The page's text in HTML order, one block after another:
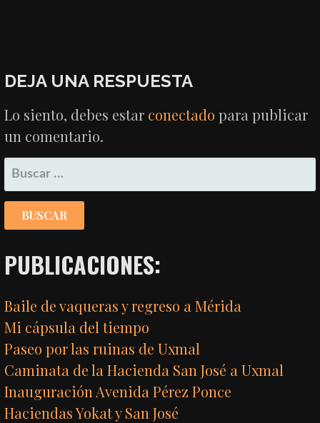
DEJA UNA RESPUESTA
Lo siento, debes estar conectado para publicar
un comentario.
BUSCAR:
PUBLICACIONES:
Baile de vaqueras y regreso a Mérida
Mi cápsula del tiempo
Paseo por las ruinas de Uxmal
Caminata de la Hacienda San José a Uxmal
Inauguración Avenida Pérez Ponce
Haciendas Yokat y San José